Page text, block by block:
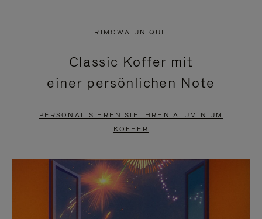
PAUSIERT,
BITTE
DRÜCKEN
ANZUHALTEN
KLICKEN
SIE
ZUM
AUFHEBEN
STUMMSCHALTUNG
RIMOWA UNIQUE
Classic Koffer mit
einer persönlichen Note
PERSONALISIEREN SIE IHREN ALUMINIUM
KOFFER